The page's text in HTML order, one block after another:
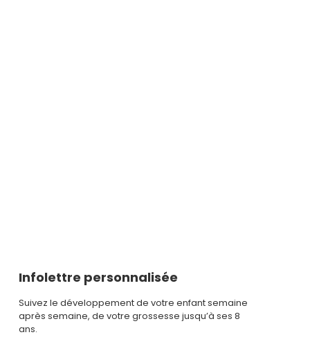
Infolettre personnalisée
Suivez le développement de votre enfant semaine
après semaine, de votre grossesse jusqu’à ses 8
ans.